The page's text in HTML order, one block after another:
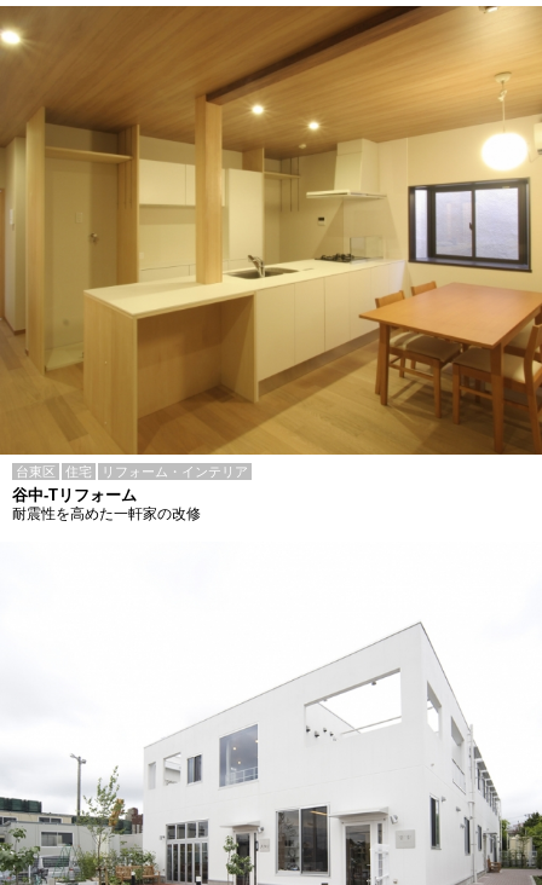
台東区 住宅 リフォーム・インテリア
谷中-Tリフォーム
耐震性を高めた一軒家の改修